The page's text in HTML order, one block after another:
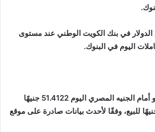
في بنك الكويت الوطني عند مستوى
كما سجل سعر اليورو أمام الجنيه المصري اليوم 51.4122 جنيهًا
و51.5824 جنيهًا للبيع، وفقًا لأحدث بيانات صادرة على موقع